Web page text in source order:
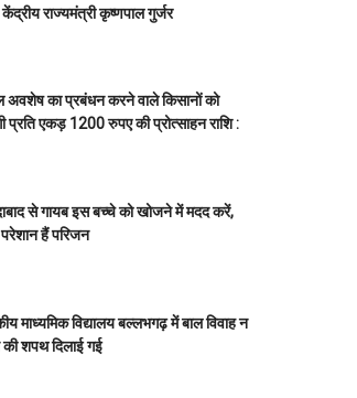
राज्यमंत्री कृष्णपाल गुर्जर
का प्रबंधन करने वाले किसानों को
प्रति एकड़ 1200 रुपए की प्रोत्साहन राशि :
से गायब इस बच्चे को खोजने में मदद करें,
हैं परिजन
माध्यमिक विद्यालय बल्लभगढ़ में बाल विवाह न
शपथ दिलाई गई